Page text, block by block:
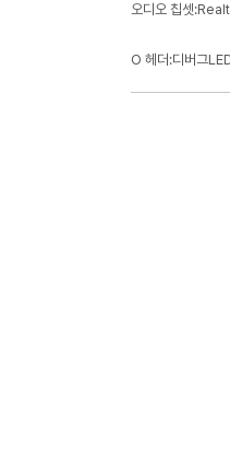
오디오 칩셋
O 헤더:디버그